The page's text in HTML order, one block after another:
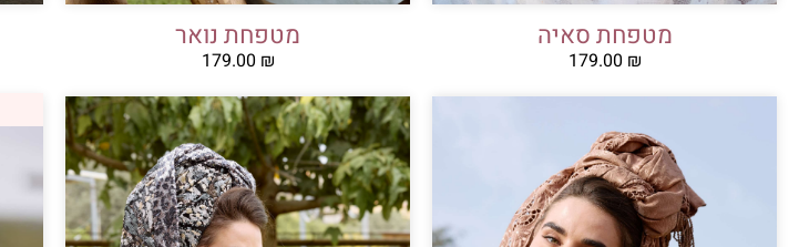
מטפחת סאיה
179.00 ₪
מטפחת נואר
179.00 ₪